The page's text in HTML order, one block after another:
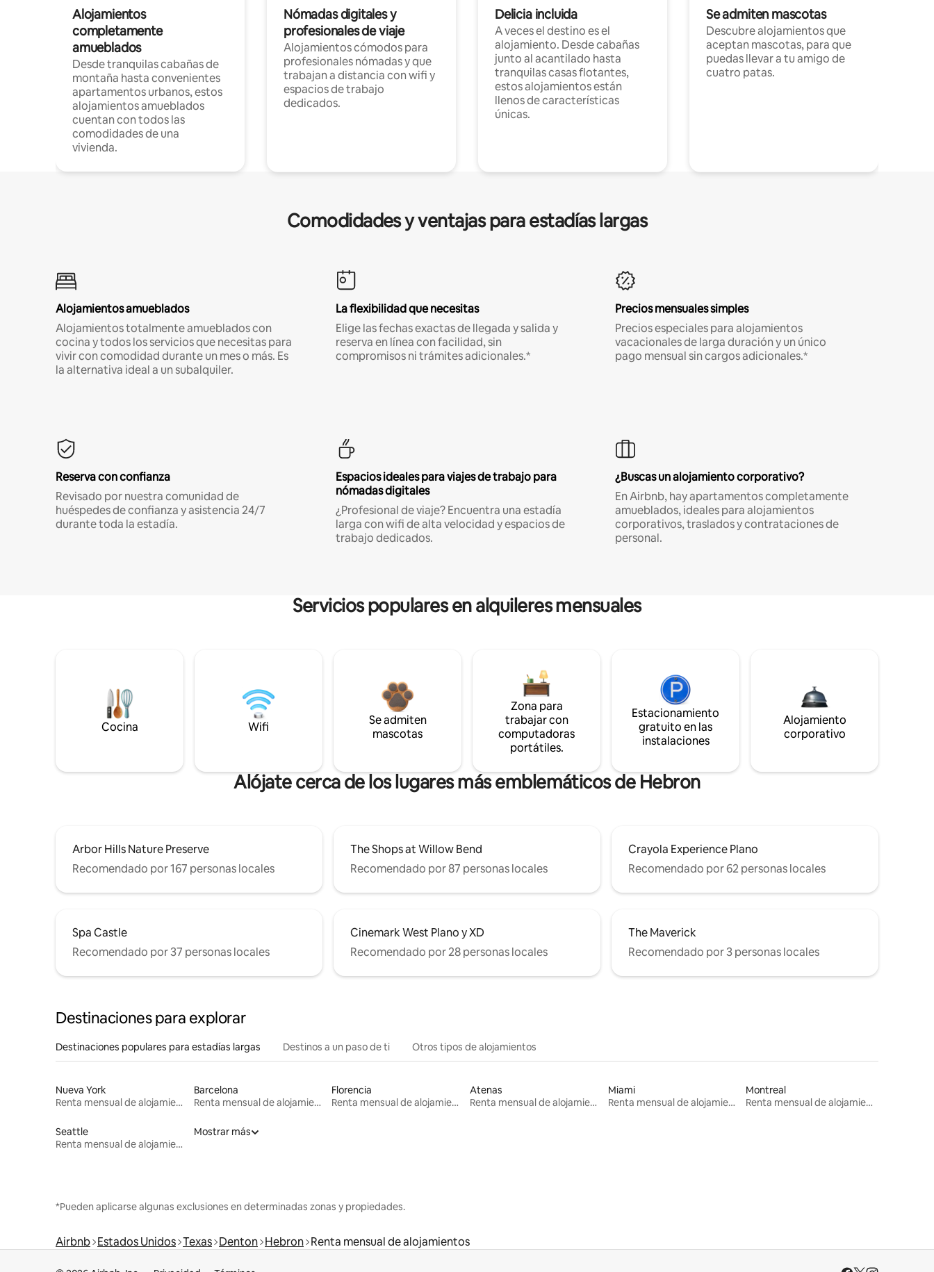
Alojamientos
completamente
amueblados
Desde tranquilas cabañas de
montaña hasta convenientes
apartamentos urbanos, estos
alojamientos amueblados
cuentan con todos las
comodidades de una
vivienda.
Nómadas digitales y
profesionales de viaje
Alojamientos cómodos para
profesionales nómadas y que
trabajan a distancia con wifi y
espacios de trabajo
dedicados.
Delicia incluida
A veces el destino es el
alojamiento. Desde cabañas
junto al acantilado hasta
tranquilas casas flotantes,
estos alojamientos están
llenos de características
únicas.
Se admiten mascotas
Descubre alojamientos que
aceptan mascotas, para que
puedas llevar a tu amigo de
cuatro patas.
Comodidades y ventajas para estadías largas
Alojamientos amueblados
Alojamientos totalmente amueblados con
cocina y todos los servicios que necesitas para
vivir con comodidad durante un mes o más. Es
la alternativa ideal a un subalquiler.
La flexibilidad que necesitas
Elige las fechas exactas de llegada y salida y
reserva en línea con facilidad, sin
compromisos ni trámites adicionales.*
Precios mensuales simples
Precios especiales para alojamientos
vacacionales de larga duración y un único
pago mensual sin cargos adicionales.*
Reserva con confianza
Revisado por nuestra comunidad de
huéspedes de confianza y asistencia 24/7
durante toda la estadía.
Espacios ideales para viajes de trabajo para
nómadas digitales
¿Profesional de viaje? Encuentra una estadía
larga con wifi de alta velocidad y espacios de
trabajo dedicados.
¿Buscas un alojamiento corporativo?
En Airbnb, hay apartamentos completamente
amueblados, ideales para alojamientos
corporativos, traslados y contrataciones de
personal.
Servicios populares en alquileres mensuales
Cocina Wifi
Se admiten
mascotas
Zona para
trabajar con
computadoras
portátiles.
Estacionamiento
gratuito en las
instalaciones
Alojamiento
corporativo
Alójate cerca de los lugares más emblemáticos de Hebron
Arbor Hills Nature Preserve
Recomendado por 167 personas locales
The Shops at Willow Bend
Recomendado por 87 personas locales
Crayola Experience Plano
Recomendado por 62 personas locales
Spa Castle
Recomendado por 37 personas locales
Cinemark West Plano y XD
Recomendado por 28 personas locales
The Maverick
Recomendado por 3 personas locales
Destinaciones para explorar
Destinaciones populares para estadías largas Destinos a un paso de ti Otros tipos de alojamientos
Nueva York
Renta mensual de alojamientos
Barcelona
Renta mensual de alojamientos
Florencia
Renta mensual de alojamientos
Atenas
Renta mensual de alojamientos
Miami
Renta mensual de alojamientos
Montreal
Renta mensual de alojamientos
Seattle
Renta mensual de alojamientos
Mostrar más
*Pueden aplicarse algunas exclusiones en determinadas zonas y propiedades.
Airbnb Estados Unidos Texas Denton Hebron Renta mensual de alojamientos